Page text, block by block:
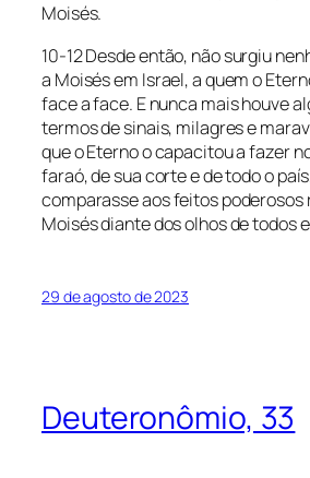
Moisés.
10-12 Desde então, não surgiu
a Moisés em Israel, a quem o
face a face. E nunca mais houve
termos de sinais, milagres e
que o Eterno o capacitou a fazer
faraó, de sua corte e de todo o
comparasse aos feitos poderosos
Moisés diante dos olhos de todos
29 de agosto de 2023
Deuteronômio, 33